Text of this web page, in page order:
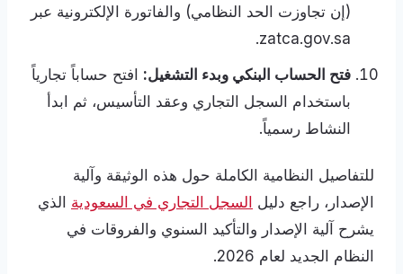
(إن تجاوزت الحد النظامي) والفاتورة الإلكترونية عبر
zatca.gov.sa.
فتح الحساب البنكي وبدء التشغيل: افتح حساباً تجارياً
باستخدام السجل التجاري وعقد التأسيس، ثم ابدأ
النشاط رسمياً.
للتفاصيل النظامية الكاملة حول هذه الوثيقة وآلية
الإصدار، راجع دليل السجل التجاري في السعودية الذي
يشرح آلية الإصدار والتأكيد السنوي والفروقات في
النظام الجديد لعام 2026.